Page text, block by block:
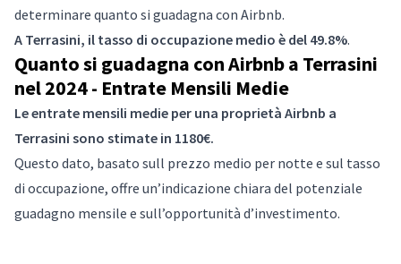
determinare quanto si guadagna con Airbnb.
A Terrasini, il tasso di occupazione medio è del 49.8%.
Quanto si guadagna con Airbnb a Terrasini
nel 2024 - Entrate Mensili Medie
Le entrate mensili medie per una proprietà Airbnb a
Terrasini sono stimate in 1180€.
Questo dato, basato sull prezzo medio per notte e sul tasso
di occupazione, offre un’indicazione chiara del potenziale
guadagno mensile e sull’opportunità d’investimento.